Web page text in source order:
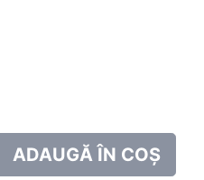
ADAUGĂ ÎN COȘ